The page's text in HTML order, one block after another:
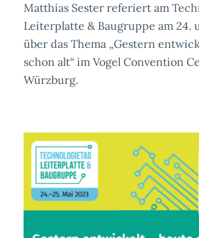
Matthias Sester referiert am
Leiterplatte & Baugruppe am 24.
über das Thema „Gestern
schon alt“ im Vogel Convention
Würzburg.